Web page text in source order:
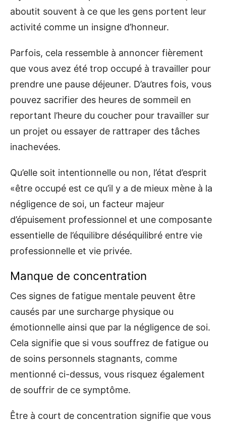
aboutit souvent à ce que les gens portent leur
activité comme un insigne d’honneur.
Parfois, cela ressemble à annoncer fièrement
que vous avez été trop occupé à travailler pour
prendre une pause déjeuner. D’autres fois, vous
pouvez sacrifier des heures de sommeil en
reportant l’heure du coucher pour travailler sur
un projet ou essayer de rattraper des tâches
inachevées.
Qu’elle soit intentionnelle ou non, l’état d’esprit
«être occupé est ce qu’il y a de mieux mène à la
négligence de soi, un facteur majeur
d’épuisement professionnel et une composante
essentielle de l’équilibre déséquilibré entre vie
professionnelle et vie privée.
Manque de concentration
Ces signes de fatigue mentale peuvent être
causés par une surcharge physique ou
émotionnelle ainsi que par la négligence de soi.
Cela signifie que si vous souffrez de fatigue ou
de soins personnels stagnants, comme
mentionné ci-dessus, vous risquez également
de souffrir de ce symptôme.
Être à court de concentration signifie que vous